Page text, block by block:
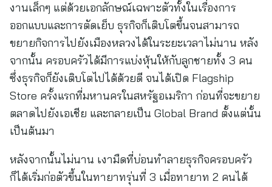
งานเล็กๆ แต่ด้วยเอกลักษณ์เฉพาะตัวทั้งในเรื่องการ
ออกแบบและการตัดเย็บ ธุรกิจก็เติบโตขึ้นจนสามารถ
ขยายกิจการไปยังเมืองหลวงได้ในระยะเวลาไม่นาน หลัง
จากนั้น ครอบครัวได้มีการแบ่งหุ้นให้กับลูกชายทั้ง 3 คน
ซึ่งธุรกิจก็ยังเติบโตไปได้ด้วยดี จนได้เปิด Flagship
Store ครั้งแรกที่มหานครในสหรัฐอเมริกา ก่อนที่จะขยาย
ตลาดไปยังเอเชีย และกลายเป็น Global Brand ตั้งแต่นั้น
เป็นต้นมา
หลังจากนั้นไม่นาน เงามืดที่บ่อนทำลายธุรกิจครอบครัว
ก็ได้เริ่มก่อตัวขึ้นในทายาทรุ่นที่ 3 เมื่อทายาท 2 คนได้